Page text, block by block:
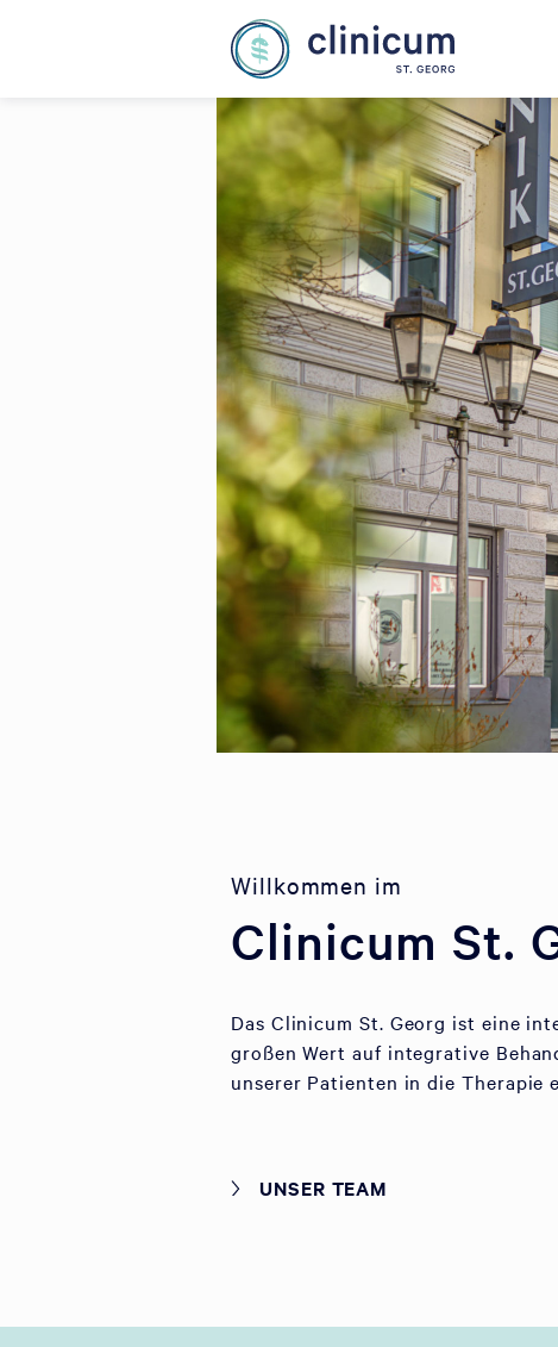
Willkommen im
Clinicum St.
Das Clinicum St. Georg ist eine
großen Wert auf integrative
unserer Patienten in die Therapie
UNSER TEAM